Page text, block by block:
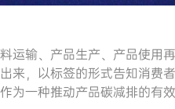
运输、产品生产、产品使用
来，以标签的形式告知消费
为一种推动产品碳减排的有